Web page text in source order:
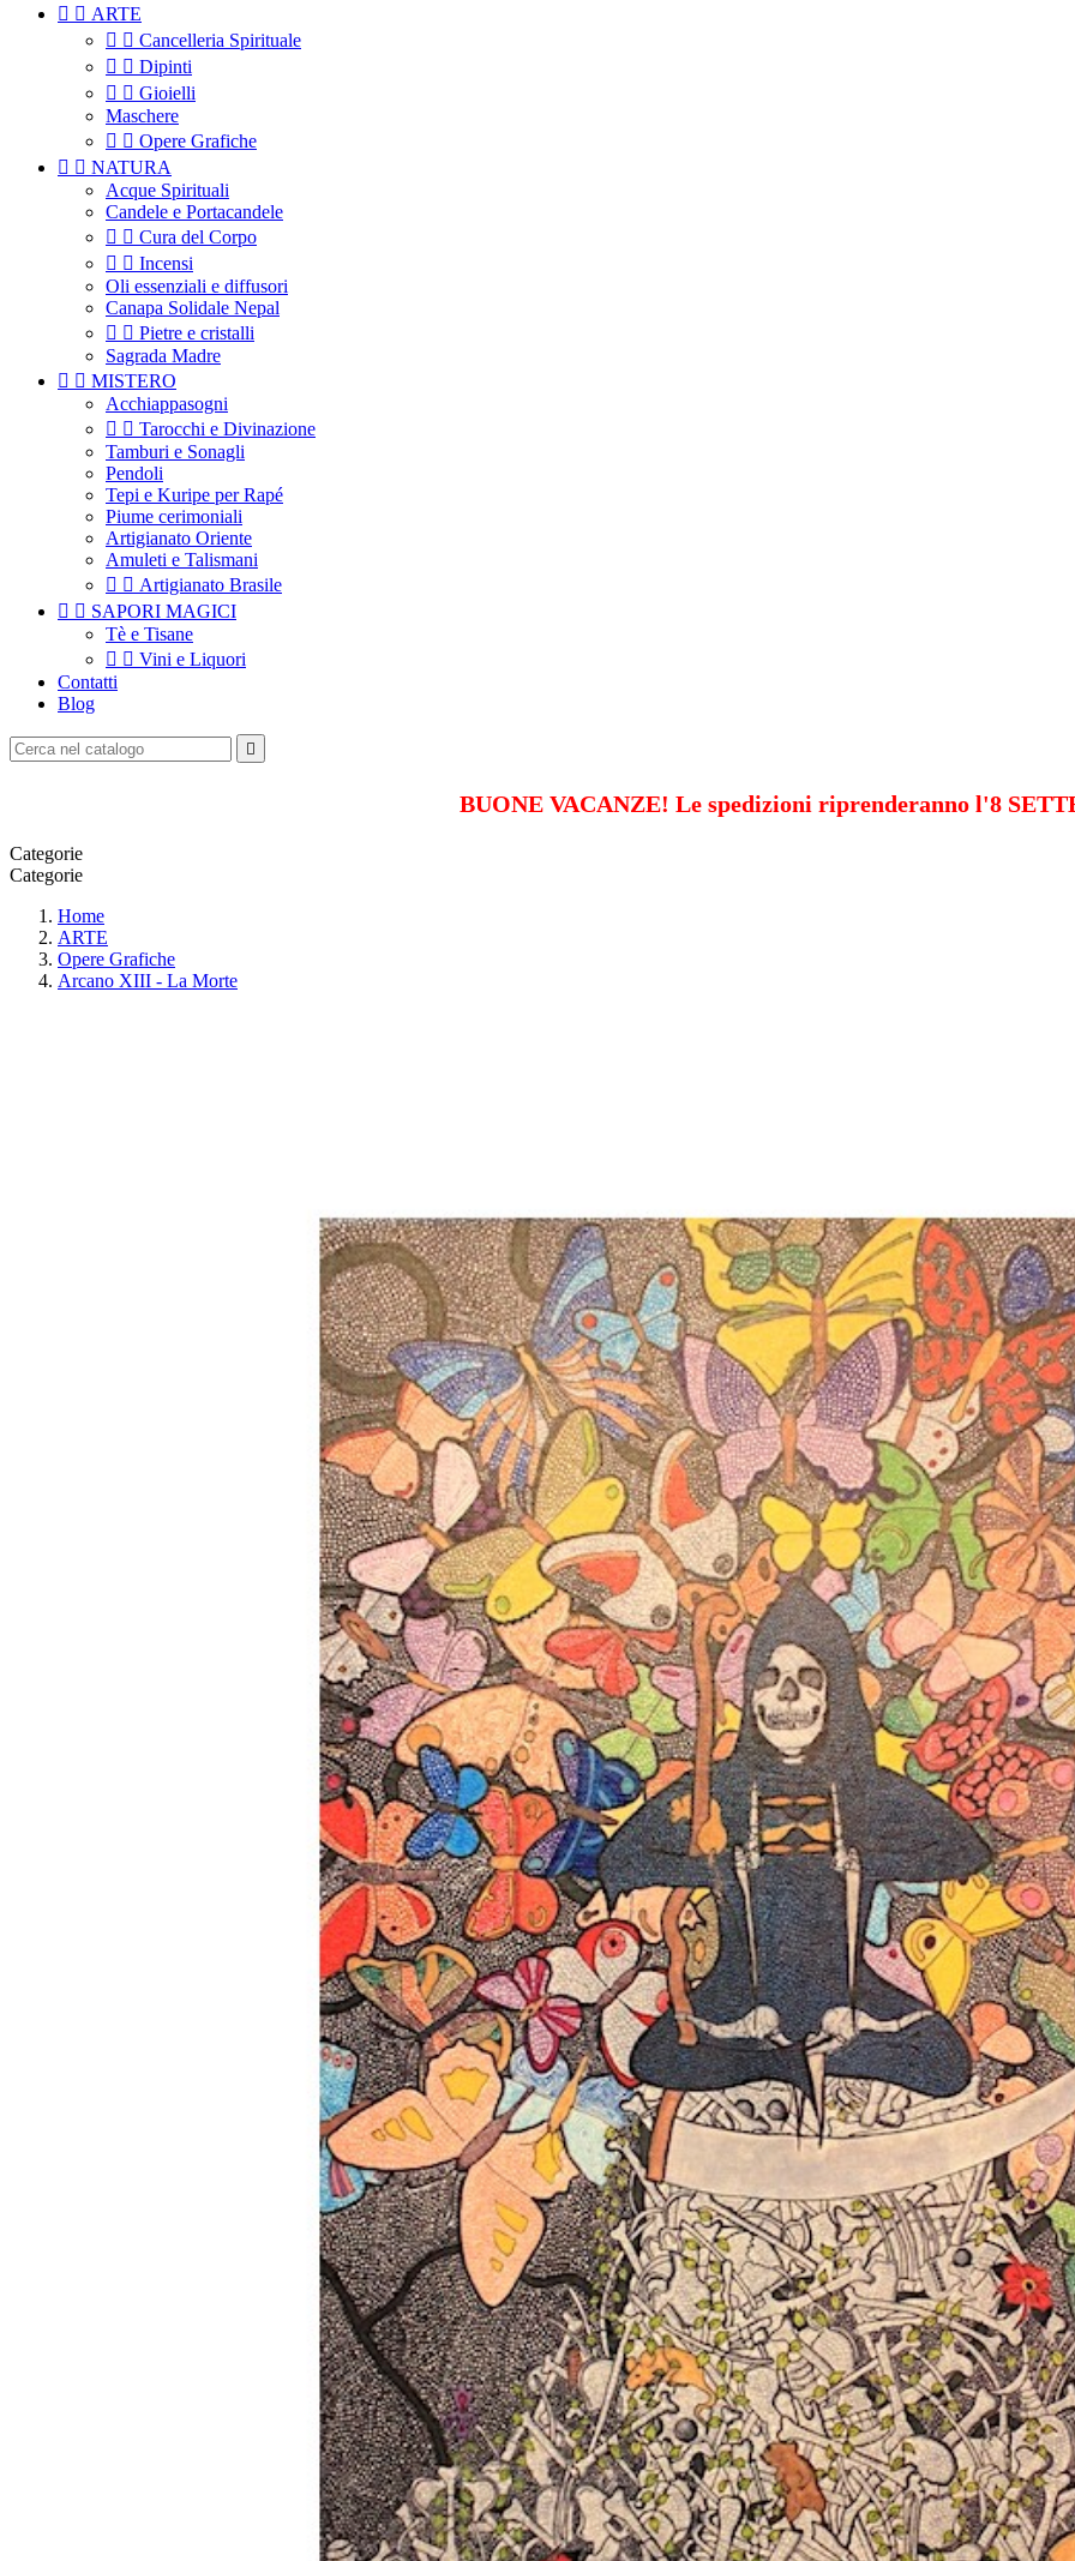
  ARTE
  Cancelleria Spirituale
  Dipinti
  Gioielli
Maschere
  Opere Grafiche
  NATURA
Acque Spirituali
Candele e Portacandele
  Cura del Corpo
  Incensi
Oli essenziali e diffusori
Canapa Solidale Nepal
  Pietre e cristalli
Sagrada Madre
  MISTERO
Acchiappasogni
  Tarocchi e Divinazione
Tamburi e Sonagli
Pendoli
Tepi e Kuripe per Rapé
Piume cerimoniali
Artigianato Oriente
Amuleti e Talismani
  Artigianato Brasile
  SAPORI MAGICI
Tè e Tisane
  Vini e Liquori
Contatti
Blog

BUONE VACANZE! Le spedizioni riprenderanno l'8
Categorie
Categorie
Home
ARTE
Opere Grafiche
Arcano XIII - La Morte